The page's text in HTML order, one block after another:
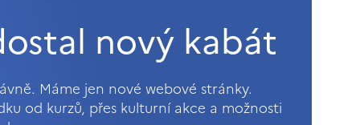
nový kabát
Máme jen nové webové stránky.
od kurzů, přes kulturní akce a možnosti